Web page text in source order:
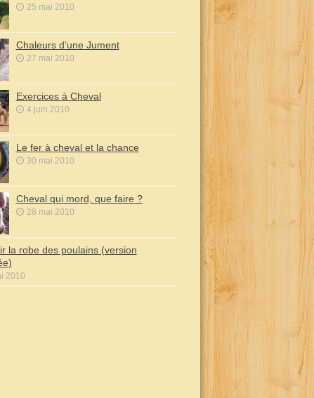
25 mai 2010
Chaleurs d’une Jument
27 mai 2010
Exercices à Cheval
4 juin 2010
Le fer à cheval et la chance
30 mai 2010
Cheval qui mord, que faire ?
28 mai 2010
la robe des poulains (version
2010